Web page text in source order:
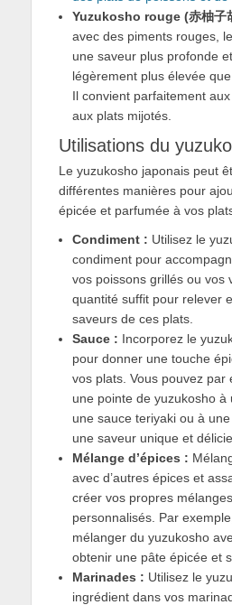
Yuzukosho rouge (赤柚子
avec des piments rouges,
une saveur plus profonde
légèrement plus élevée
Il convient parfaitement
aux plats mijotés.
Utilisations du
Le yuzukosho japonais peut
différentes manières pour
épicée et parfumée à vos
Condiment : Utilisez le
condiment pour
vos poissons grillés ou vos
quantité suffit pour relever
saveurs de ces plats.
Sauce : Incorporez le
pour donner une touche
vos plats. Vous pouvez par
une pointe de yuzukosho à
une sauce teriyaki ou à
une saveur unique et
Mélange d’épices :
avec d’autres épices et
créer vos propres
personnalisés. Par
mélanger du yuzukosho
obtenir une pâte épicée et
Marinades : Utilisez le
ingrédient dans vos